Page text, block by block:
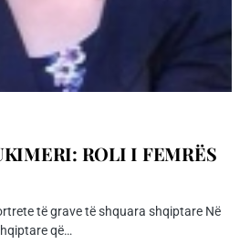
ROLI I FEMRËS
të grave të shquara shqiptare Në
që…